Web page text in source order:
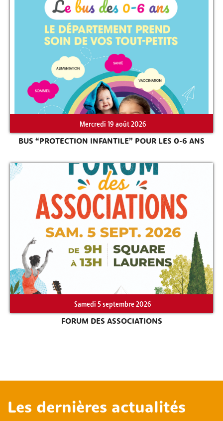
Mercredi 19 août 2026
BUS “PROTECTION INFANTILE” POUR LES 0-6 ANS
Samedi 5 septembre 2026
FORUM DES ASSOCIATIONS
Les dernières actualités